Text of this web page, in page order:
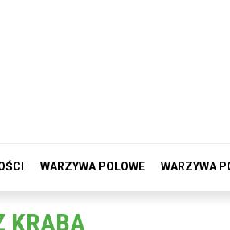
WARZYWA POLOWE WARZYWA
KRABA